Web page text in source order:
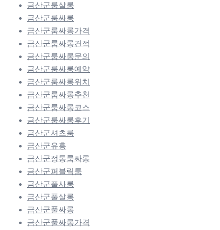
금산군룸살롱
금산군룸싸롱
금산군룸싸롱가격
금산군룸싸롱견적
금산군룸싸롱문의
금산군룸싸롱예약
금산군룸싸롱위치
금산군룸싸롱추천
금산군룸싸롱코스
금산군룸싸롱후기
금산군셔츠룸
금산군유흥
금산군정통룸싸롱
금산군퍼블릭룸
금산군풀사롱
금산군풀살롱
금산군풀싸롱
금산군풀싸롱가격